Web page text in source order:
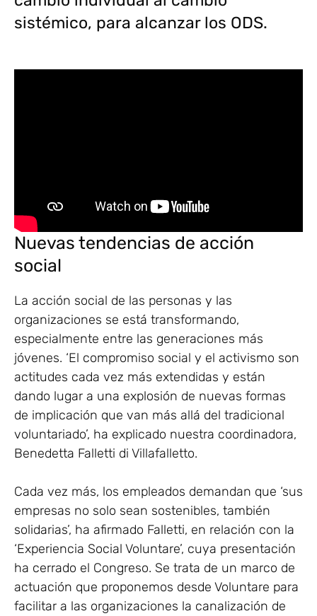
sistémico, para alcanzar los ODS.
Nuevas tendencias de acción
social
La acción social de las personas y las
organizaciones se está transformando,
especialmente entre las generaciones más
jóvenes. ‘El compromiso social y el activismo son
actitudes cada vez más extendidas y están
dando lugar a una explosión de nuevas formas
de implicación que van más allá del tradicional
voluntariado’, ha explicado nuestra coordinadora,
Benedetta Falletti di Villafalletto.
Cada vez más, los empleados demandan que ‘sus
empresas no solo sean sostenibles, también
solidarias’, ha afirmado Falletti, en relación con la
‘Experiencia Social Voluntare’, cuya presentación
ha cerrado el Congreso. Se trata de un marco de
actuación que proponemos desde Voluntare para
facilitar a las organizaciones la canalización de